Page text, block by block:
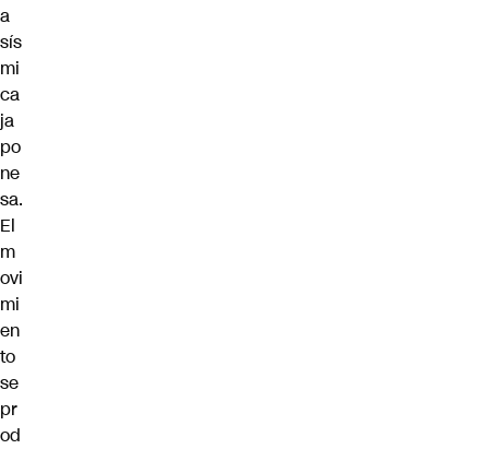
a
sís
mi
ca
ja
po
ne
sa.
El
m
ovi
mi
en
to
se
pr
od